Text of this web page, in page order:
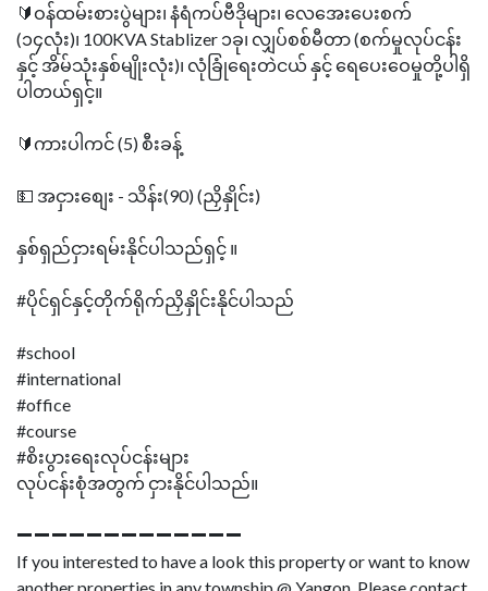
🔰ဝန်ထမ်းစားပွဲများ၊ နံရံကပ်ဗီဒိုများ၊ လေအေးပေးစက်
(၁၄လုံး)၊ 100KVA Stablizer ၁ခု၊ လျှပ်စစ်မီတာ (စက်မှုလုပ်ငန်း
နှင့် အိမ်သုံးနှစ်မျိုးလုံး)၊ လုံခြုံရေးတဲငယ် နှင့် ရေပေးဝေမှုတို့ပါရှိ
ပါတယ်ရှင့်။
🔰ကားပါကင် (5) စီးခန့်
💵 အငှားစျေး - သိန်း(90) (ညှိနှိုင်း)
နှစ်ရှည်ငှားရမ်းနိုင်ပါသည်ရှင့် ။
#ပိုင်ရှင်နှင့်တိုက်ရိုက်ညှိနှိုင်းနိုင်ပါသည်
#school
#international
#office
#course
#စိးပွားရေးလုပ်ငန်းများ
လုပ်ငန်းစုံအတွက် ငှားနိုင်ပါသည်။
➖➖➖➖➖➖➖➖➖➖➖➖➖
If you interested to have a look this property or want to know
another properties in any township @ Yangon ,Please contact